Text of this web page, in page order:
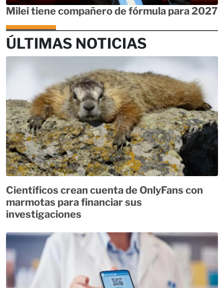
Milei tiene compañero de fórmula para 2027
ÚLTIMAS NOTICIAS
Científicos crean cuenta de OnlyFans con
marmotas para financiar sus
investigaciones